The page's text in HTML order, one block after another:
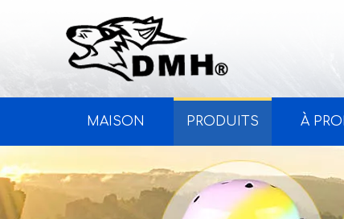
MAISON PRODUITS À